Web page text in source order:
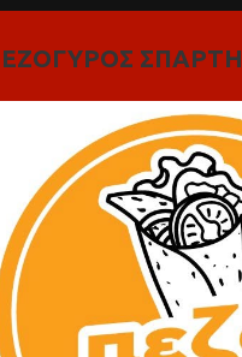
ΣΠΑΡΤΗ